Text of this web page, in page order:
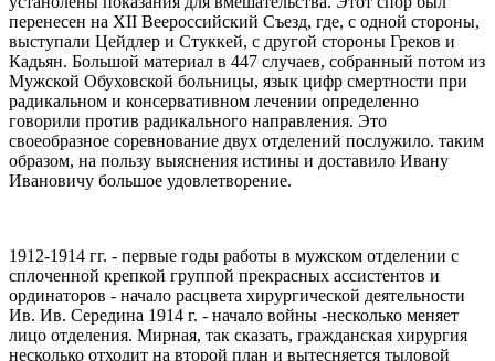
перенесен на ХII Beeроссийский Съезд, где, с одной стороны,
выступали Цейдлер и Стуккей, с другой стороны Греков и
Кадьян. Большой материал в 447 случаев, собранный потом из
Мужской Обуховской больницы, язык цифр смертности при
радикальном и консервативном лечении определенно
говорили против радикального направления. Это
своеобразное соревнование двух отделений послужило. таким
образом, на пользу выяснения истины и доставило Ивану
Ивановичу большое удовлетворение.
1912-1914 гг. - первые годы работы в мужском отделении с
сплоченной крепкой группой прекрасных ассистентов и
ординаторов - начало расцвета хирургической деятельности
Ив. Ив. Середина 1914 г. - начало войны -несколько меняет
лицо отделения. Мирная, так сказать, гражданская хирургия
несколько отходит на второй план и вытесняется тыловой